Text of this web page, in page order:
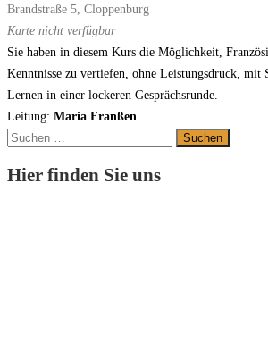
Brandstraße 5, Cloppenburg
Karte nicht verfügbar
Sie haben in diesem Kurs die Möglichkeit, Franzö
Kenntnisse zu vertiefen, ohne Leistungsdruck mit
Lernen in einer lockeren Gesprächsrunde
Leitung: Maria Franßen
Suchen
Hier finden Sie uns